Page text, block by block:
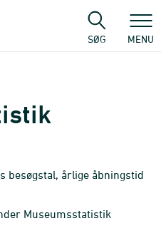
SØG MENU
besøgstal, årlige åbningstid
Museumsstatistik